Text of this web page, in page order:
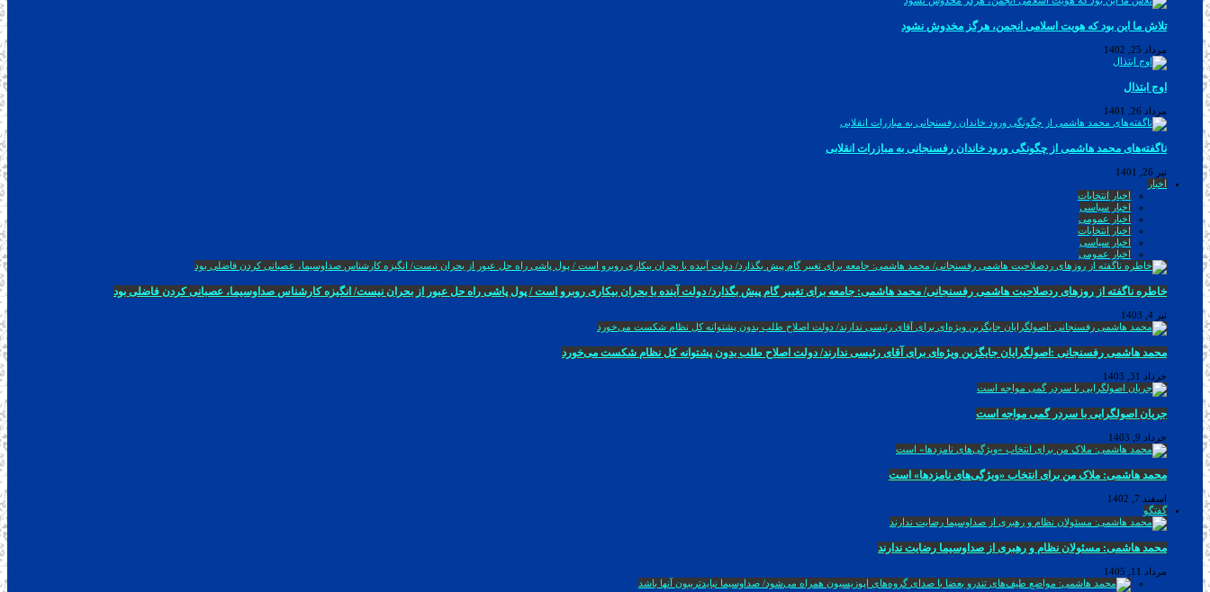
تلاش ما این بود که هویت اسلامی انجمن، هرگز مخدوش نشود
مرداد 25, 1402
اوج ابتذال
مرداد 26, 1401
ناگفته‌های محمد هاشمی از چگونگی ورود خاندان رفسنجانی به مبازرات انقلابی
تیر 26, 1401
اخبار
اخبار انتخابات
اخبار سیاسی
اخبار عمومی
اخبار انتخابات
اخبار سیاسی
اخبار عمومی
خاطره ناگفته از روزهای ردصلاحیت هاشمی رفسنجانی/ محمد هاشمی: جامعه برای تغییر گام پیش بگذارد/ دولت آینده با بحران بیکاری روبرو است / پول پاشی راه حل عبور از بحران نیست/ انگیزه کارشناس صداوسیما، عصبانی کردن فاضلی بود
تیر 4, 1403
محمد هاشمی رفسنجانی :اصولگرایان جایگزین ویژه‌ای برای آقای رئیسی ندارند/ دولت اصلاح طلب بدون پشتوانه کل نظام شکست می‌خورد
خرداد 31, 1403
جریان اصولگرایی با سردر گمی مواجه است
خرداد 9, 1403
محمد هاشمی: ملاک من برای انتخاب «ویژگی‌های نامزدها» است
اسفند 7, 1402
گفتگو
محمد هاشمی: مسئولان نظام و رهبری از صداوسیما رضایت ندارند
مرداد 11, 1405